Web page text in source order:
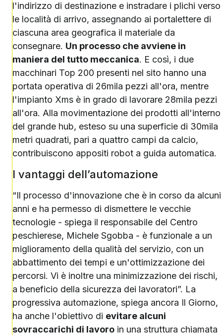
l'indirizzo di destinazione e instradare i plichi verso
le località di arrivo, assegnando ai portalettere di
ciascuna area geografica il materiale da
consegnare. Un processo che avviene in
maniera del tutto meccanica. E così, i due
macchinari Top 200 presenti nel sito hanno una
portata operativa di 26mila pezzi all'ora, mentre
l'impianto Xms è in grado di lavorare 28mila pezzi
all'ora. Alla movimentazione dei prodotti all'interno
del grande hub, esteso su una superficie di 30mila
metri quadrati, pari a quattro campi da calcio,
contribuiscono appositi robot a guida automatica.
I vantaggi dell’automazione
“Il processo d'innovazione che è in corso da alcuni
anni e ha permesso di dismettere le vecchie
tecnologie - spiega il responsabile del Centro
peschierese, Michele Sgobba - è funzionale a un
miglioramento della qualità del servizio, con un
abbattimento dei tempi e un'ottimizzazione dei
percorsi. Vi è inoltre una minimizzazione dei rischi,
a beneficio della sicurezza dei lavoratori”. La
progressiva automazione, spiega ancora Il Giorno,
ha anche l'obiettivo di evitare alcuni
sovraccarichi di lavoro in una struttura chiamata